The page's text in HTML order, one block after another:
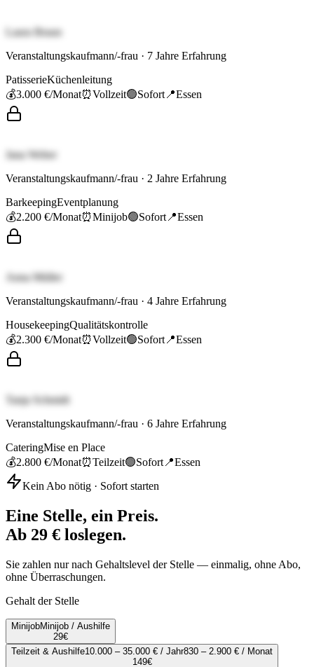
Laura Braun
Veranstaltungskaufmann/-frau · 7 Jahre Erfahrung
PatisserieKüchenleitung
💰3.000 €/Monat⏰Vollzeit🟢Sofort 📍Essen
Jana Weber
Veranstaltungskaufmann/-frau · 2 Jahre Erfahrung
BarkeepingEventplanung
💰2.200 €/Monat⏰Minijob🟢Sofort 📍Essen
Anna Müller
Veranstaltungskaufmann/-frau · 4 Jahre Erfahrung
HousekeepingQualitätskontrolle
💰2.300 €/Monat⏰Vollzeit🟢Sofort 📍Essen
Tanja Schmidt
Veranstaltungskaufmann/-frau · 6 Jahre Erfahrung
CateringMise en Place
💰2.800 €/Monat⏰Teilzeit🟢Sofort 📍Essen
Kein Abo nötig · Sofort starten
Eine Stelle, ein Preis.
Ab 29 € loslegen.
Sie zahlen nur nach Gehaltslevel der Stelle — einmalig, ohne Abo,
ohne Überraschungen.
Gehalt der Stelle
MinijobMinijob / Aushilfe
29€
Teilzeit & Aushilfe10.000 – 35.000 € / Jahr830 – 2.900 € / Monat
149€